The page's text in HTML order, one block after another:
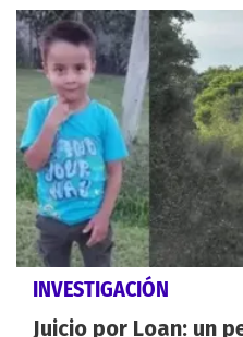
INVESTIGACIÓN
Juicio por Loan: un